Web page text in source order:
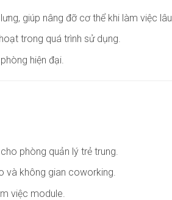
giúp nâng đỡ cơ thể khi làm việc lâu.
trong quá trình sử dụng.
hiện đại.
phòng quản lý trẻ trung.
và không gian coworking.
việc module.